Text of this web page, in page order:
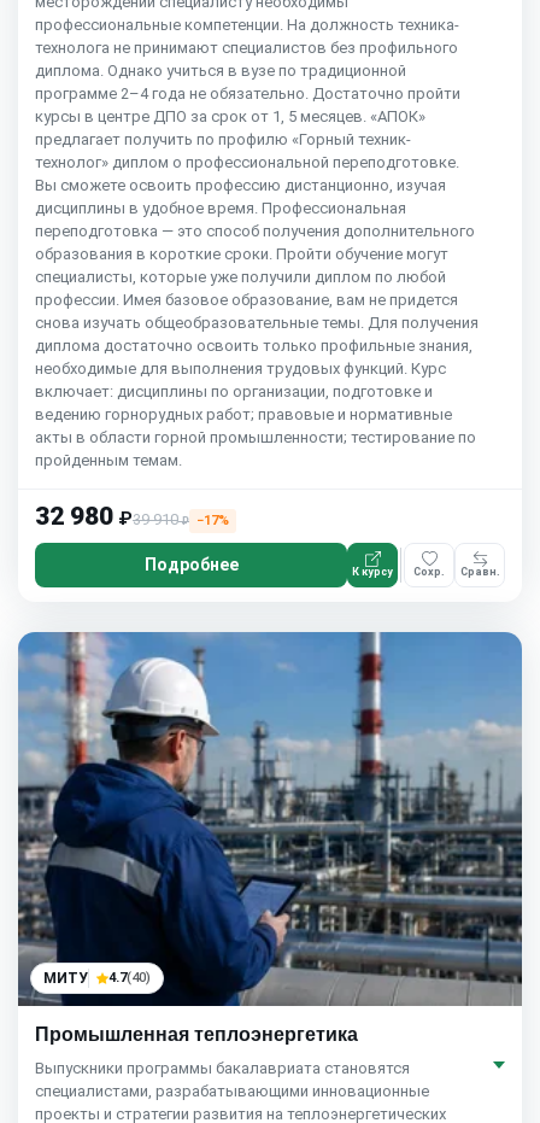
профессиональные компетенции. На должность техника-
технолога не принимают специалистов без профильного
диплома. Однако учиться в вузе по традиционной
программе 2–4 года не обязательно. Достаточно пройти
курсы в центре ДПО за срок от 1, 5 месяцев. «АПОК»
предлагает получить по профилю «Горный техник-
технолог» диплом о профессиональной переподготовке.
Вы сможете освоить профессию дистанционно, изучая
дисциплины в удобное время. Профессиональная
переподготовка — это способ получения дополнительного
образования в короткие сроки. Пройти обучение могут
специалисты, которые уже получили диплом по любой
профессии. Имея базовое образование, вам не придется
снова изучать общеобразовательные темы. Для получения
диплома достаточно освоить только профильные знания,
необходимые для выполнения трудовых функций. Курс
включает: дисциплины по организации, подготовке и
ведению горнорудных работ; правовые и нормативные
акты в области горной промышленности; тестирование по
пройденным темам.
32 980 ₽39 910₽ −17%
Подробнее К курсу Сохр. Сравн.
МИТУ 4.7(40)
Промышленная теплоэнергетика
Выпускники программы бакалавриата становятся
специалистами, разрабатывающими инновационные
проекты и стратегии развития на теплоэнергетических